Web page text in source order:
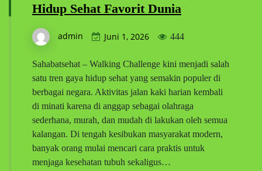
Hidup Sehat Favorit Dunia
admin Juni 1, 2026 444
Sahabatsehat – Walking Challenge kini menjadi salah
satu tren gaya hidup sehat yang semakin populer di
berbagai negara. Aktivitas jalan kaki harian kembali
di minati karena di anggap sebagai olahraga
sederhana, murah, dan mudah di lakukan oleh semua
kalangan. Di tengah kesibukan masyarakat modern,
banyak orang mulai mencari cara praktis untuk
menjaga kesehatan tubuh sekaligus…